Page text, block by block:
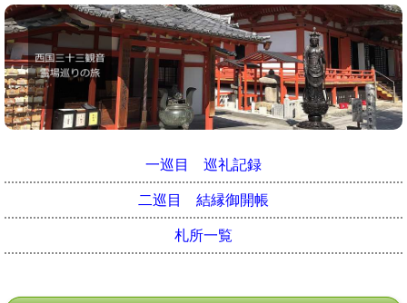
一巡目 巡礼記録
二巡目 結縁御開帳
札所一覧